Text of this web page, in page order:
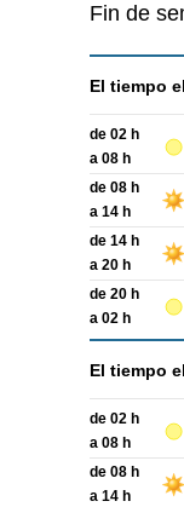
Fin de
El tiempo el
de 02 h
a 08 h
de 08 h
a 14 h
de 14 h
a 20 h
de 20 h
a 02 h
El tiempo el
de 02 h
a 08 h
de 08 h
a 14 h